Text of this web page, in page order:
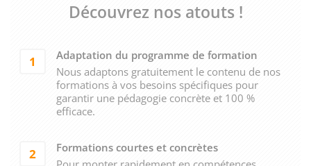
Découvrez nos atouts !
1
Adaptation du programme de formation
Nous adaptons gratuitement le contenu de nos
formations à vos besoins spécifiques pour
garantir une pédagogie concrète et 100 %
efficace.
2
Formations courtes et concrètes